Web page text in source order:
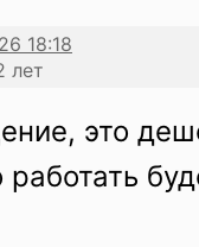
лет
это